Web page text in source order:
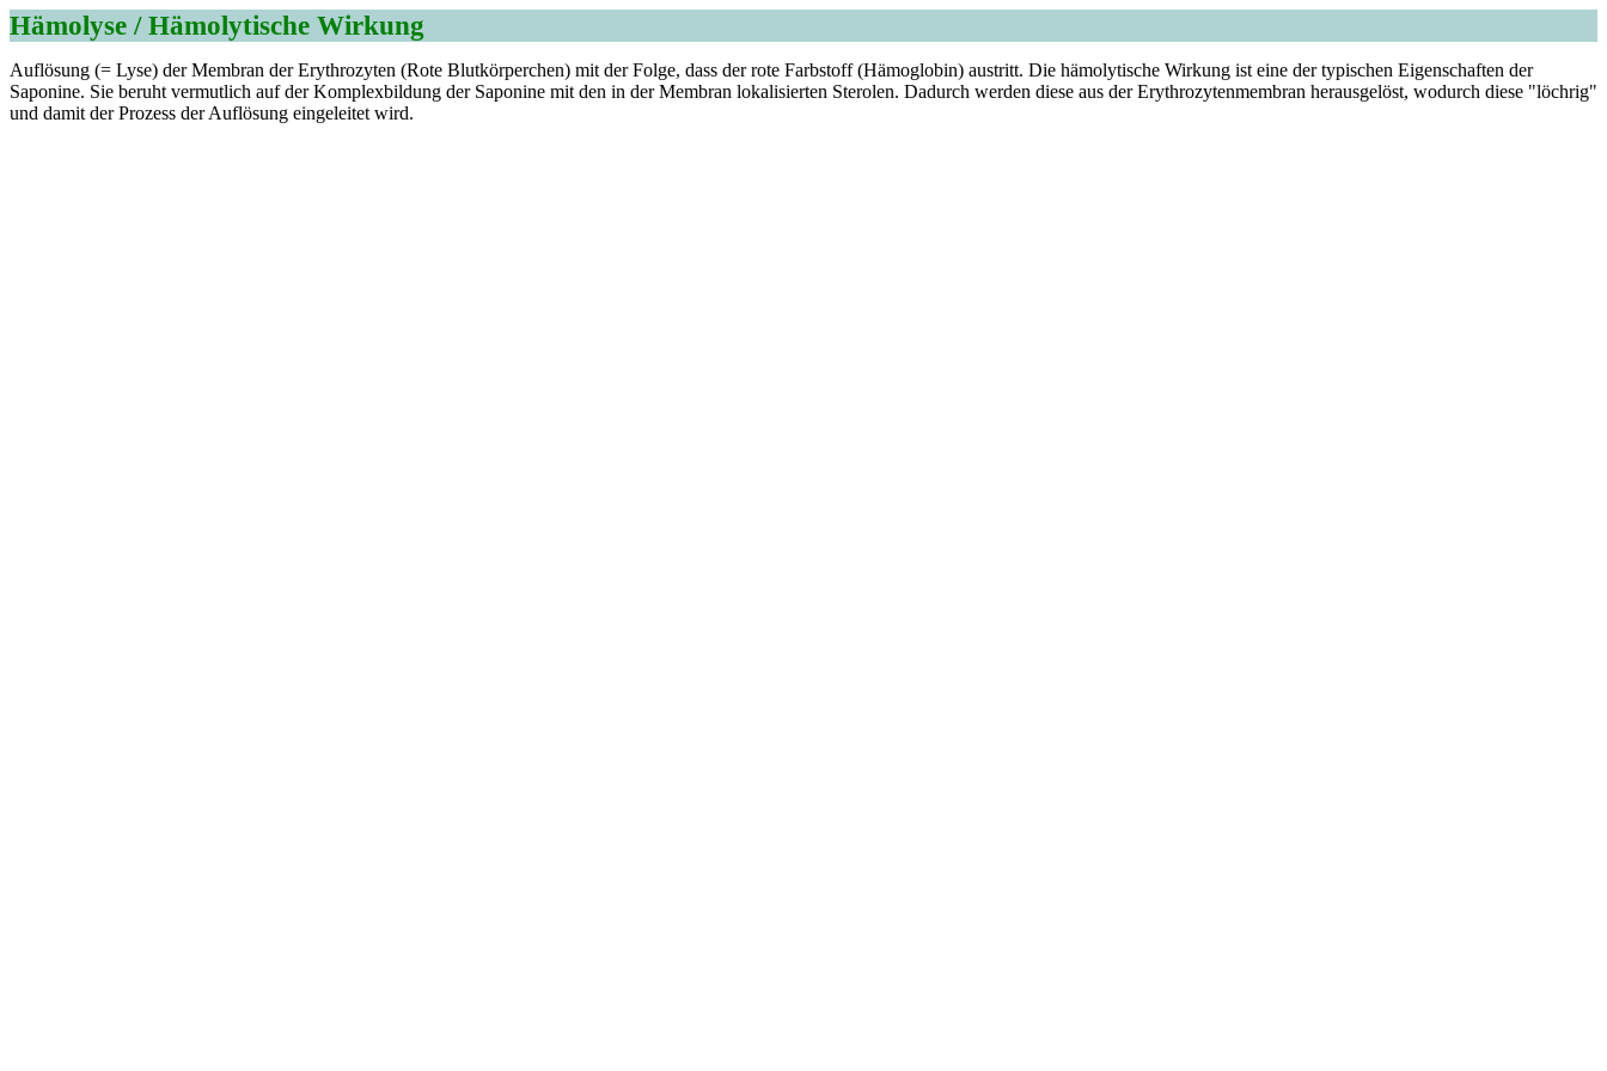
Hämolyse / Hämolytische Wirkung
Auflösung (= Lyse) der Membran der Erythrozyten (Rote Blutkörperchen) mit der Folge, dass der rote Farbstoff (Hämoglobin) austritt. Die hämolytische Wirkung ist eine der typischen Eigenschaften der
Saponine. Sie beruht vermutlich auf der Komplexbildung der Saponine mit den in der Membran lokalisierten Sterolen. Dadurch werden diese aus der Erythrozytenmembran herausgelöst, wodurch diese "löchrig"
und damit der Prozess der Auflösung eingeleitet wird.